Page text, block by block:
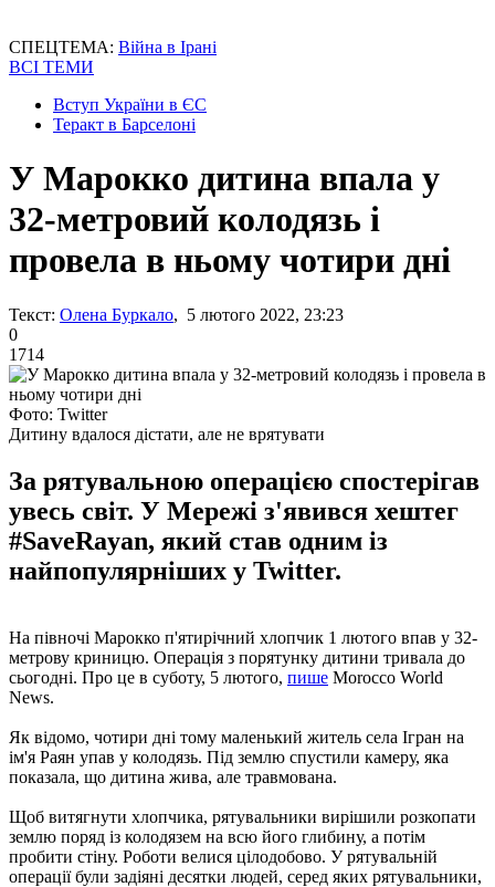
СПЕЦТЕМА: Війна в Ірані
ВСІ ТЕМИ
Вступ України в ЄС
Теракт в Барселоні
У Марокко дитина впала у
32-метровий колодязь і
провела в ньому чотири дні
Текст: Олена Буркало, 5 лютого 2022, 23:23
0
1714
Фото: Twitter
Дитину вдалося дістати, але не врятувати
За рятувальною операцією спостерігав
увесь світ. У Мережі з'явився хештег
#SaveRayan, який став одним із
найпопулярніших у Twitter.
На півночі Марокко п'ятирічний хлопчик 1 лютого впав у 32-
метрову криницю. Операція з порятунку дитини тривала до
сьогодні. Про це в суботу, 5 лютого, пише Morocco World
News.
Як відомо, чотири дні тому маленький житель села Ігран на
ім'я Раян упав у колодязь. Під землю спустили камеру, яка
показала, що дитина жива, але травмована.
Щоб витягнути хлопчика, рятувальники вирішили розкопати
землю поряд із колодязем на всю його глибину, а потім
пробити стіну. Роботи велися цілодобово. У рятувальній
операції були задіяні десятки людей, серед яких рятувальники,